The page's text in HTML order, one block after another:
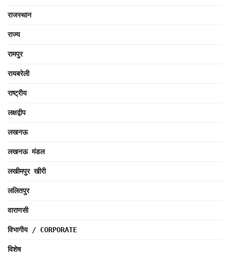
राजस्थान
राज्य
रामपुर
रायबरेली
राष्ट्रीय
लक्षद्वीप
लखनऊ
लखनऊ मंडल
लखीमपुर खीरी
ललितपुर
वाराणसी
विभागीय / CORPORATE
विशेष